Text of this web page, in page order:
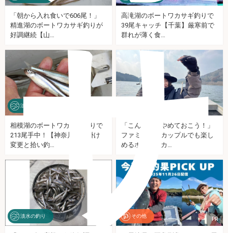
サ
「朝から入れ食いで606尾！」
精進湖のボートワカサギ釣りが
好調継続【山…
高滝湖のボートワカサギ釣りで
39尾キャッチ【千葉】厳寒前で
群れが薄く食…
淡水の釣り
相模湖のボートワカサギ釣りで
213尾手中！【神奈川】仕掛け
変更と拾い釣…
「こんな日はやめておこう！」
ファミリーやカップルでも楽し
めるボートワカ…
淡水の釣り
PR
その他